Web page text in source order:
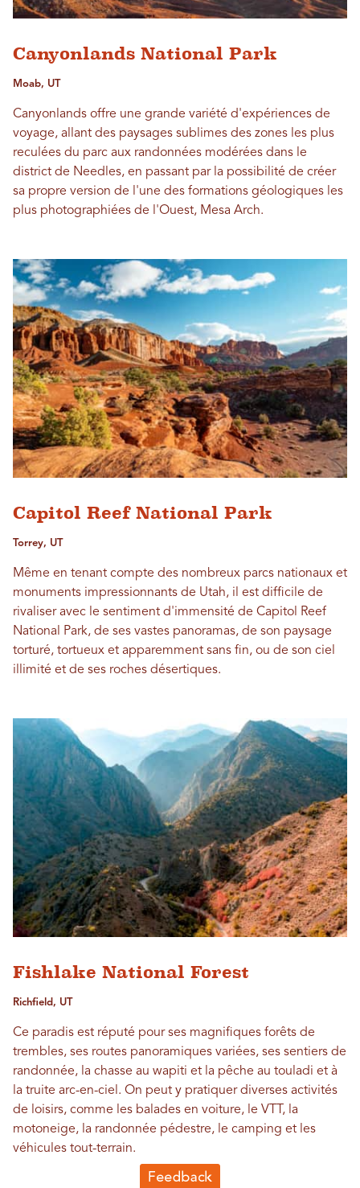
Canyonlands National Park
Moab, UT
Canyonlands offre une grande variété d'expériences de
voyage, allant des paysages sublimes des zones les plus
reculées du parc aux randonnées modérées dans le
district de Needles, en passant par la possibilité de créer
sa propre version de l'une des formations géologiques les
plus photographiées de l'Ouest, Mesa Arch.
Capitol Reef National Park
Torrey, UT
Même en tenant compte des nombreux parcs nationaux et
monuments impressionnants de Utah, il est difficile de
rivaliser avec le sentiment d'immensité de Capitol Reef
National Park, de ses vastes panoramas, de son paysage
torturé, tortueux et apparemment sans fin, ou de son ciel
illimité et de ses roches désertiques.
Fishlake National Forest
Richfield, UT
Ce paradis est réputé pour ses magnifiques forêts de
trembles, ses routes panoramiques variées, ses sentiers de
randonnée, la chasse au wapiti et la pêche au touladi et à
la truite arc-en-ciel. On peut y pratiquer diverses activités
de loisirs, comme les balades en voiture, le VTT, la
motoneige, la randonnée pédestre, le camping et les
véhicules tout-terrain.